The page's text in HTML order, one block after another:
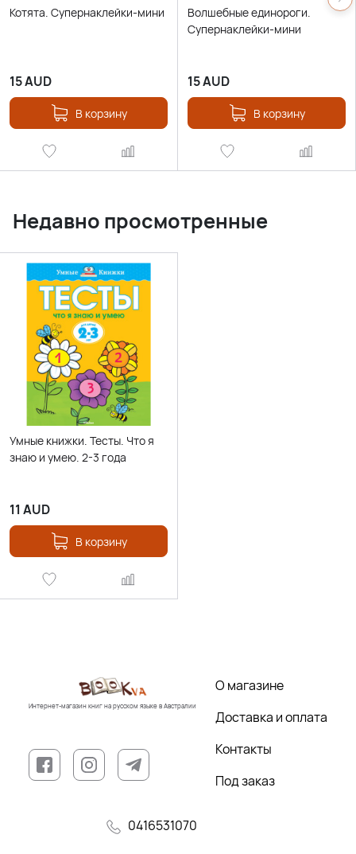
Котята. Супернаклейки-мини
15AUD
В корзину
Волшебные единороги.
Супернаклейки-мини
15AUD
В корзину
Недавно просмотренные
Умные книжки. Тесты. Что я
знаю и умею. 2-3 года
11 AUD
В корзину
Интернет-магазин книг на русском языке в Австралии
О магазине
Доставка и оплата
Контакты
Под заказ
0416531070